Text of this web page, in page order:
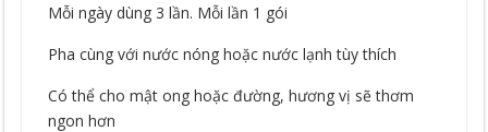
Mỗi ngày dùng 3 lần. Mỗi lần 1 gói
Pha cùng với nước nóng hoặc nước lạnh tùy thích
Có thể cho mật ong hoặc đường, hương vị sẽ thơm
ngon hơn